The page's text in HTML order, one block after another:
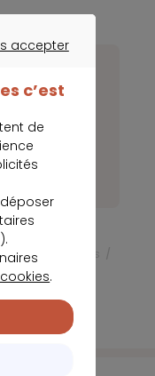
2018
Frais bancaires
le statut de
accepter
c’est
de
.